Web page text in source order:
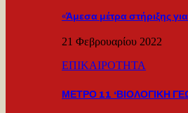
«Άμεσα μέτρα στήριξης
21 Φεβρουαρίου 2022
ΕΠΙΚΑΙΡΟΤΗΤΑ
ΜΕΤΡΟ 11 ‘ΒΙΟΛΟΓΙΚΗ